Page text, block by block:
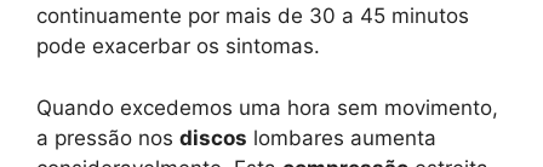
continuamente por mais de 30 a 45 minutos
pode exacerbar os sintomas.
Quando excedemos uma hora sem movimento,
a pressão nos discos lombares aumenta